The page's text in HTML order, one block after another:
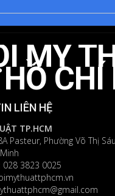
MỸ
HỒ
LIÊN HỆ
TP.HCM
Pasteur, Phường Võ Thị
028 3823 0025